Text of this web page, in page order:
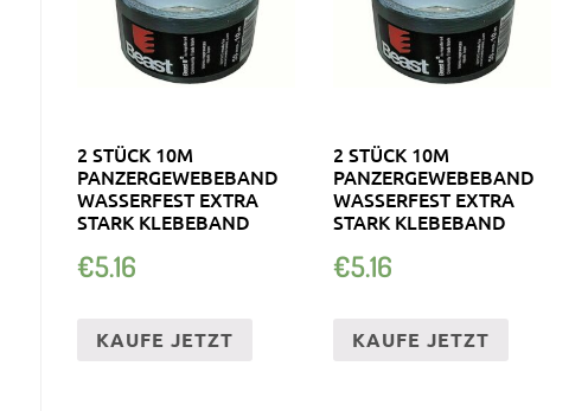
2 STÜCK 10M
PANZERGEWEBEBAND
WASSERFEST EXTRA
STARK KLEBEBAND
€5.16
KAUFE JETZT
2 STÜCK 10M
PANZERGEWEBEBAND
WASSERFEST EXTRA
STARK KLEBEBAND
€5.16
KAUFE JETZT